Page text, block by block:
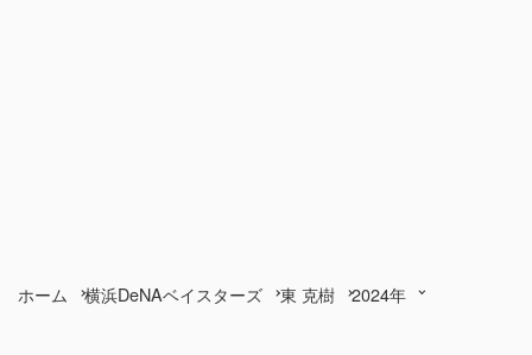
ホーム 横浜DeNAベイスターズ 東 克樹 2024年